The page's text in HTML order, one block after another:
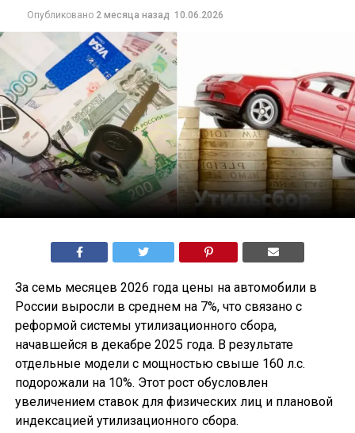
Опубликовано 2 месяца назад 10.06.2026
За семь месяцев 2026 года цены на автомобили в
России выросли в среднем на 7%, что связано с
реформой системы утилизационного сбора,
начавшейся в декабре 2025 года. В результате
отдельные модели с мощностью свыше 160 л.с.
подорожали на 10%. Этот рост обусловлен
увеличением ставок для физических лиц и плановой
индексацией утилизационного сбора.